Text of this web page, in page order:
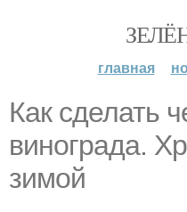
главная
Как сделать
винограда.
зимой